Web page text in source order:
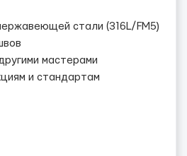
стали (316L/FM5)
мастерами
и стандартам